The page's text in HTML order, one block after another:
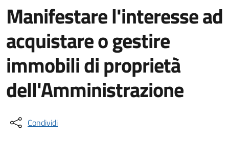
Manifestare l'interesse ad
acquistare o gestire
immobili di proprietà
dell'Amministrazione
Condividi